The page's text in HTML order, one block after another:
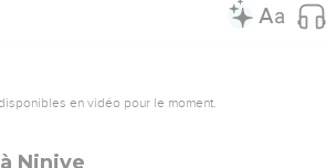
en vidéo pour le moment.
Ninive